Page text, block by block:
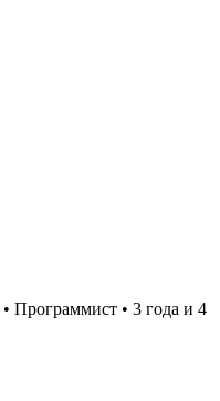
• Программист • 3 года и 4